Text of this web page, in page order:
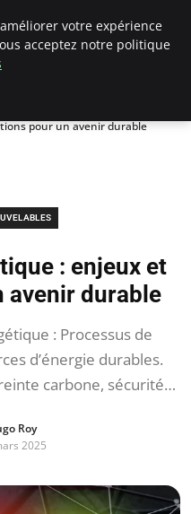
pour un avenir durable
: enjeux et
avenir durable
: Processus de
d’énergie durables.
carbone, sécurité…
Roy
2025
votre expérience
acceptez notre politique